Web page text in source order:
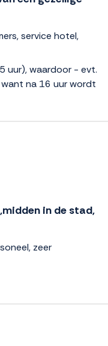
service hotel,
uur), waardoor - evt.
na 16 uur wordt
in de stad,
zeer